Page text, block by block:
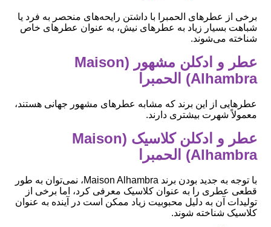
برخی از عطرهای الحمبرا با داشتن رایحه‌های منحصر به فرد یا
شباهت بسیار زیاد به عطرهای نیش، به عنوان عطرهای خاص
شناخته می‌شوند.
عطر و ادکلن مشهور (Maison
Alhambra) الحمبرا
عطرهایی از این برند که مشابه عطرهای مشهور جهانی هستند،
معمولاً شهرت بیشتری دارند.
عطر و ادکلن کلاسیک (Maison
Alhambra) الحمبرا
با توجه به جدید بودن برند Maison Alhambra، نمی‌توان به طور
قطعی عطری را به عنوان کلاسیک معرفی کرد، اما برخی از
تولیدات آن به دلیل محبوبیت زیاد ممکن است در آینده به عنوان
کلاسیک شناخته شوند.